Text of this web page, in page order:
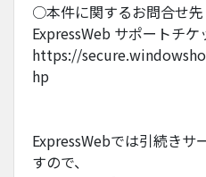
○本件に関するお問合せ先
ExpressWeb サポートチケ
https://
hp
ExpressWebでは引続きサ
すので、